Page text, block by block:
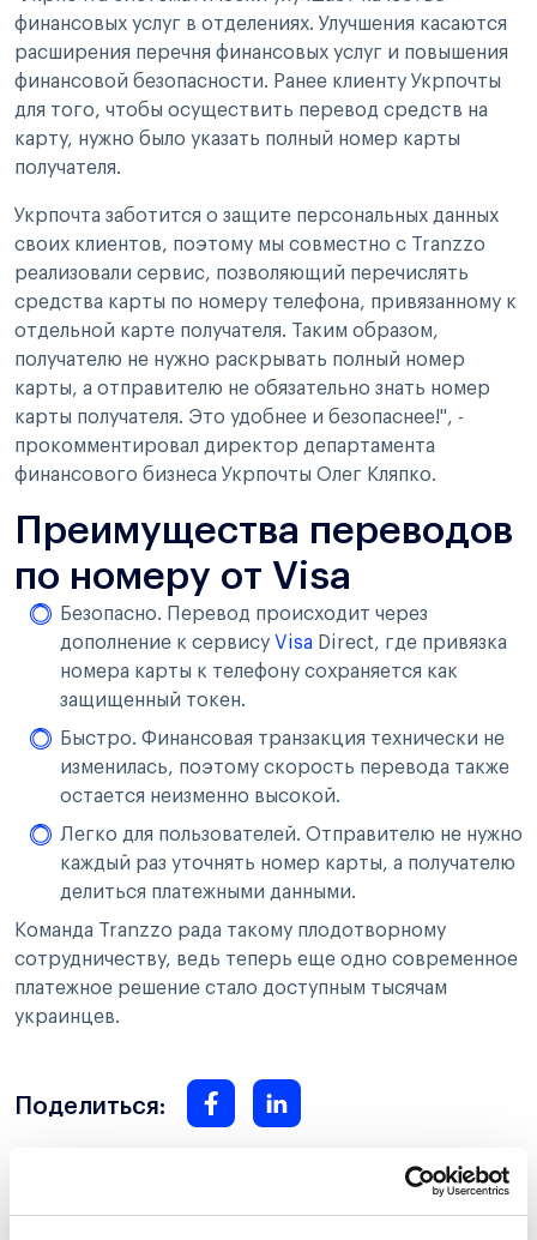
финансовых услуг в отделениях. Улучшения касаются
расширения перечня финансовых услуг и повышения
финансовой безопасности. Ранее клиенту Укрпочты
для того, чтобы осуществить перевод средств на
карту, нужно было указать полный номер карты
получателя.
Укрпочта заботится о защите персональных данных
своих клиентов, поэтому мы совместно с Tranzzo
реализовали сервис, позволяющий перечислять
средства карты по номеру телефона, привязанному к
отдельной карте получателя. Таким образом,
получателю не нужно раскрывать полный номер
карты, а отправителю не обязательно знать номер
карты получателя. Это удобнее и безопаснее!", -
прокомментировал директор департамента
финансового бизнеса Укрпочты Олег Кляпко.
Преимущества переводов
по номеру от Visa
Безопасно. Перевод происходит через
дополнение к сервису Visa Direct, где привязка
номера карты к телефону сохраняется как
защищенный токен.
Быстро. Финансовая транзакция технически не
изменилась, поэтому скорость перевода также
остается неизменно высокой.
Легко для пользователей. Отправителю не нужно
каждый раз уточнять номер карты, а получателю
делиться платежными данными.
Команда Tranzzo рада такому плодотворному
сотрудничеству, ведь теперь еще одно современное
платежное решение стало доступным тысячам
украинцев.
Поделиться: